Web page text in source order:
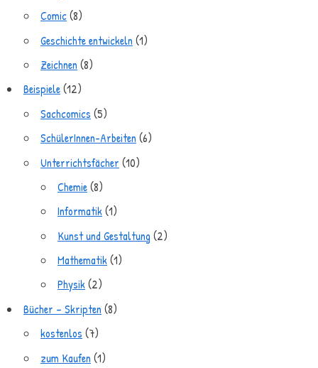
Comic(8)
Geschichte entwickeln (1)
Zeichnen (8)
Beispiele(12)
Sachcomics (5)
SchülerInnen-Arbeiten (6)
Unterrichtsfächer (10)
Chemie(8)
Informatik(1)
Kunst und Gestaltung (2)
Mathematik(1)
Physik(2)
Bücher – Skripten (8)
kostenlos (7)
zum Kaufen (1)